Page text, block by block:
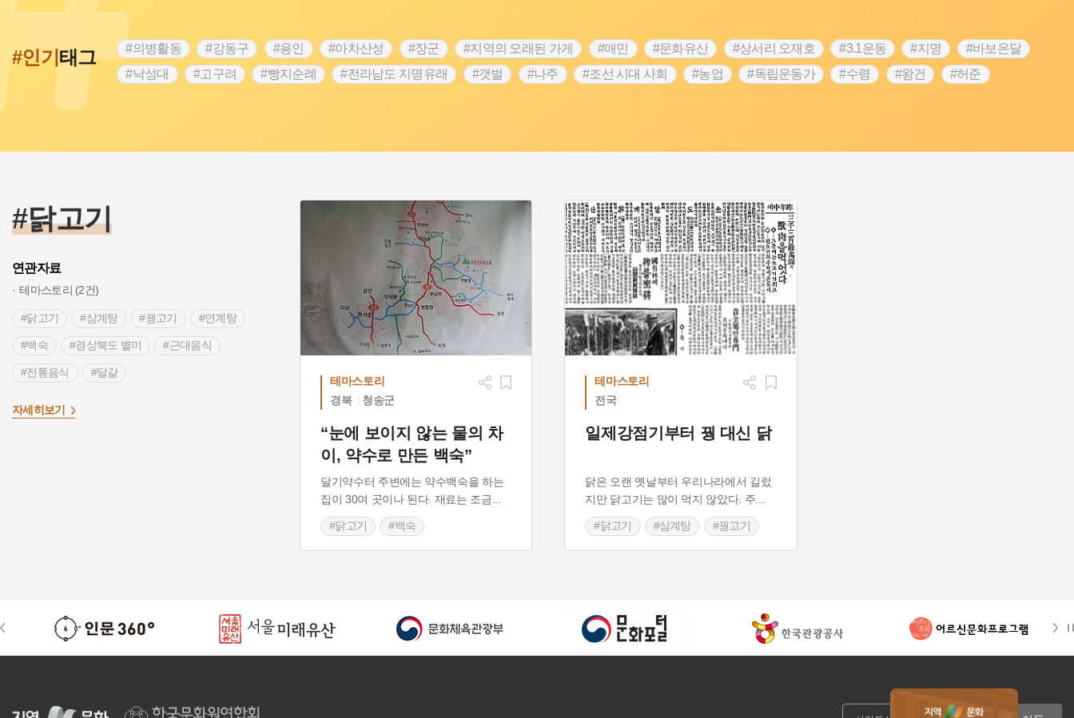
#인기태그 #의병활동 #강동구 #용인 #아차산성 #장군 #지역의 오래된 가게 #애민 #문화유산 #상서리 오재호 #3.1운동 #지명
#바보온달
#낙성대
#고구려 #빵지순례 #전라남도 지명유래 #갯벌 #나주 #조선 시대 사회 #농업 #독립운동가 #수령 #왕건
#허준
#블루리본
#전설 #조선시대 문신 #여성 독립운동가 #지역의 설화 #성곽 #어린이역사콘텐츠 #내시 #내성 #먼우금
#징채
#한의학 #동화 #임시의정원 #황해도 #산성 #박물관 #공예품 #영산포
#닭고기
연관자료
테마스토리 (2건)
#닭고기 #삼계탕 #꿩고기 #연계탕
#백숙 #경상북도 별미 #근대음식
#전통음식 #달걀
자세히보기
테마스토리
경북
청송군
“눈에 보이지 않는 물의 차
이, 약수로 만든 백숙”
달기약수터 주변에는 약수백숙을 하는
집이 30여 곳이나 된다. 재료는 조금
#닭고기 #백숙
#경상북도 별미
테마스토리
전국
일제강점기부터 꿩 대신 닭
닭은 오랜 옛날부터 우리나라에서 길렀
지만 닭고기는 많이 먹지 않았다. 주
#닭고기 #삼계탕 #꿩고기
#연계탕